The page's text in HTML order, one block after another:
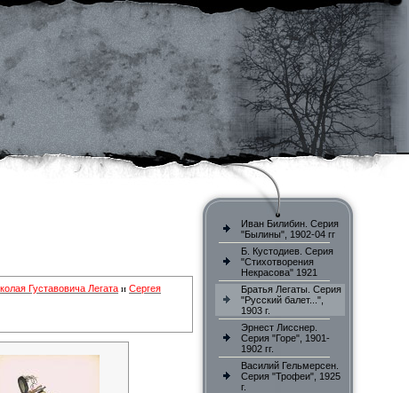
Густавовича Легата и Сергея
Иван Билибин. Серия
"Былины", 1902-04 гг
Б. Кустодиев. Серия
"Стихотворения
Некрасова" 1921
Братья Легаты. Серия
"Русский балет...",
1903 г.
Эрнест Лисснер.
Серия "Горе", 1901-
1902 гг.
Василий Гельмерсен.
Серия "Трофеи", 1925
г.